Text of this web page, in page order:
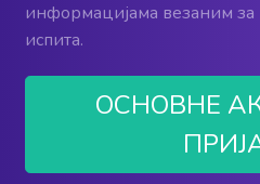
информацијама везаним за
испита.
ОСНОВНЕ